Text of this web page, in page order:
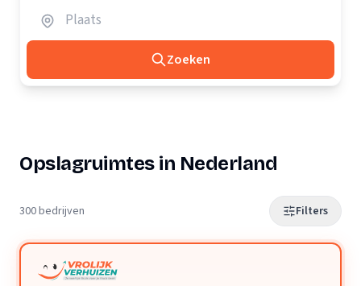
Zoeken
Opslagruimtes in Nederland
300 bedrijven Filters